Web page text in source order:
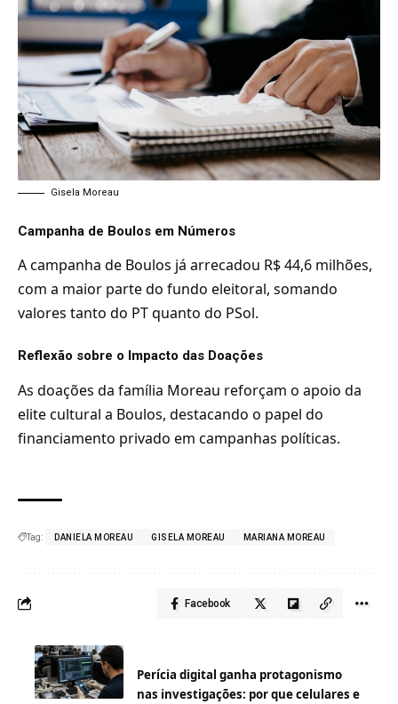
Gisela Moreau
Campanha de Boulos em Números
A campanha de Boulos já arrecadou R$ 44,6 milhões,
com a maior parte do fundo eleitoral, somando
valores tanto do PT quanto do PSol.
Reflexão sobre o Impacto das Doações
As doações da família Moreau reforçam o apoio da
elite cultural a Boulos, destacando o papel do
financiamento privado em campanhas políticas.
Tag: DANIELA MOREAU GISELA MOREAU MARIANA MOREAU
Facebook
Perícia digital ganha protagonismo
nas investigações: por que celulares e